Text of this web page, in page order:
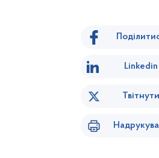
Linkedin
Твітнути